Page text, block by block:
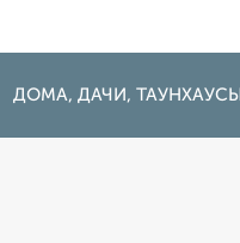
ДОМА, ДАЧИ, ТАУНХАУСЫ